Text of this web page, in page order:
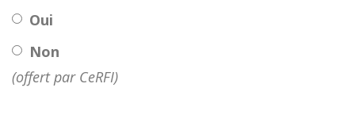
Oui
Non
(offert par CeRFI)